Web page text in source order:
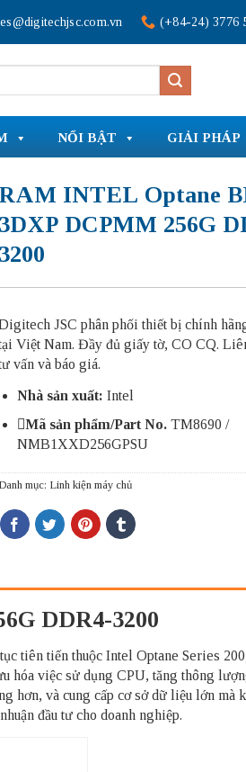
(+84-24) 3776
NỔI BẬT GIẢI PHÁP
RAM INTEL Optane
3DXP DCPMM 256G
3200
JSC phân phối thiết bị chính
Việt Nam. Đầy đủ giấy tờ, CO CQ.
vấn và báo giá.
Nhà sản xuất: Intel
Mã sản phẩm/Part No. TM8690 /
NMB1XXD256GPSU
Danh mục: Linh kiện máy chủ
DDR4-3200
tiến thuộc Intel Optane Series
việc sử dụng CPU, tăng thông
hơn, và cung cấp cơ sở dữ liệu lớn
đầu tư cho doanh nghiệp.